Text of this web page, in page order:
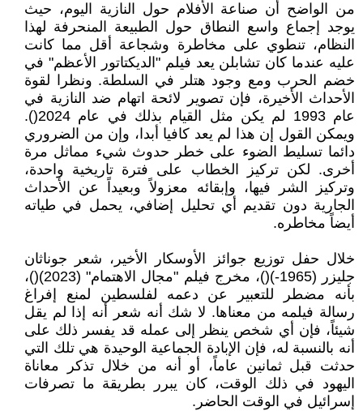
من الواضح أن صناعة الأفلام حول النازية اليوم، حيث
يوجد إجماع واسع النطاق حول الطبيعة المنحرفة لهذا
النظام، تنطوي على مخاطرة وشجاعة أقل مما كانت
عليه عندما كان تشابلن يعد فيلم "الديكتاتور الأعظم" في
خضم الحرب ومع وجود هتلر في السلطة. ونظرا لقوة
الأحداث الأخيرة، فإن تصوير لائحة اتهام ضد النازية في
عام 1993 لم يكن مثل القيام بذلك في عام 2024().
ويمكن القول إن هذا لم يعد كافيا أبدا، وإن من الضروري
دائما تسليط الضوء على خطر حدوث شيء مماثل مرة
أخرى. لكن تركيز الخطاب على فترة تاريخية واحدة،
وتركيز الشر فيها، وإبقائه معزولاً وبعيداً عن الأحداث
الجارية دون تقديم أي تحليل إضافي، يحمل في طياته
أيضاً مخاطره.
خلال حفل توزيع جوائز الأوسكار الأخير، شعر جوناثان
جليزر (1965-)()، مخرج فيلم "مجال الاهتمام" (2023)()،
بأنه مضطر للتعبير عن دعمه لفلسطين لمنع إفراغ
رسالة فيلمه من معناها. لا شك أنه شعر أنه إذا لم يقل
شيئاً، فإن أي شخص ينظر إلى عمله قد يفسر ذلك على
أنه بالنسبة له، فإن الإبادة الجماعية الوحيدة هي تلك التي
حدثت قبل ثمانين عاماً، أو أنه من خلال تذكر معاناة
اليهود في ذلك الوقت، كان يبرر بطريقة ما تصرفات
إسرائيل في الوقت الحاضر.